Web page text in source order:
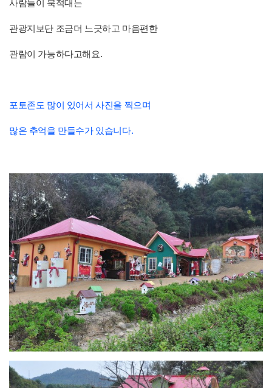
사람들이 북적대는
관광지보단 조금더 느긋하고 마음편한
관람이 가능하다고해요.
포토존도 많이 있어서 사진을 찍으며
많은 추억을 만들수가 있습니다.